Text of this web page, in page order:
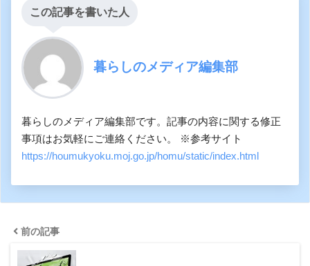
この記事を書いた人
暮らしのメディア編集部
暮らしのメディア編集部です。記事の内容に関する修正
事項はお気軽にご連絡ください。 ※参考サイト
https://houmukyoku.moj.go.jp/homu/static/index.html
前の記事